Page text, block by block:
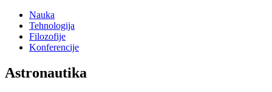
Nauka
Tehnologija
Filozofije
Konferencije
Astronautika